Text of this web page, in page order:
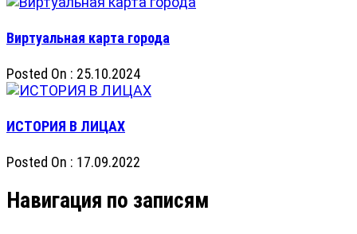
Виртуальная карта города
Posted On : 25.10.2024
ИСТОРИЯ В ЛИЦАХ
Posted On : 17.09.2022
Навигация по записям